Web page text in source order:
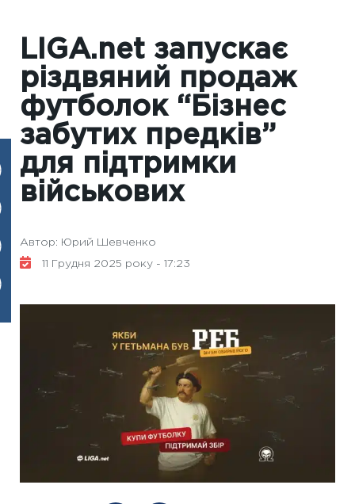
LIGA.net запускає
різдвяний продаж
футболок “Бізнес
забутих предків”
для підтримки
військових
Автор: Юрий Шевченко
11 Грудня 2025 року - 17:23